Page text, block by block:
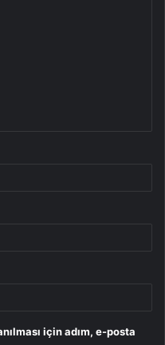
için adım, e-posta